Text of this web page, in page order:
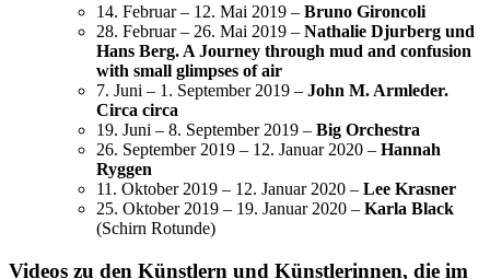
14. Februar – 12. Mai 2019 – Bruno Gironcoli
28. Februar – 26. Mai 2019 – Natha­lie Djur­berg und
Hans Berg. A Journey through mud and confusion
with small glimpses of air
7. Juni – 1. Septem­ber 2019 – John M. Armle­der.
Circa circa
19. Juni – 8. Septem­ber 2019 – Big Orchestra
26. Septem­ber 2019 – 12. Januar 2020 – Hannah
Ryggen
11. Okto­ber 2019 – 12. Januar 2020 – Lee Krasner
25. Okto­ber 2019 – 19. Januar 2020 – Karla Black
(Schirn Rotunde)
Videos zu den Künstlern und Künstlerinnen, die im